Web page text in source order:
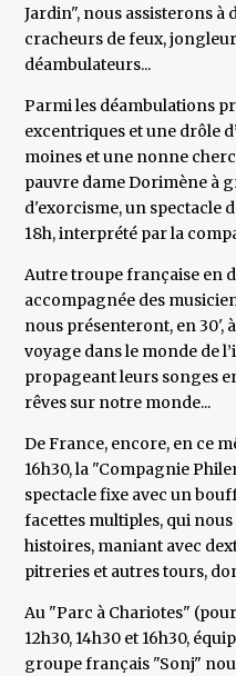
Jardin", nous assisterons
cracheurs de feux,
déambulateurs...
Parmi les déambulations
excentriques et une drôle
moines et une nonne
pauvre dame Dorimène à
d'exorcisme, un spectacle
18h, interprété par la
Autre troupe française en
accompagnée des
nous présenteront, en 30',
voyage dans le monde de
propageant leurs songes
rêves sur notre monde...
De France, encore, en ce
16h30, la "Compagnie
spectacle fixe avec un
facettes multiples, qui
histoires, maniant avec
pitreries et autres tours,
Au "Parc à Chariotes"
12h30, 14h30 et 16h30,
groupe français "Sonj"